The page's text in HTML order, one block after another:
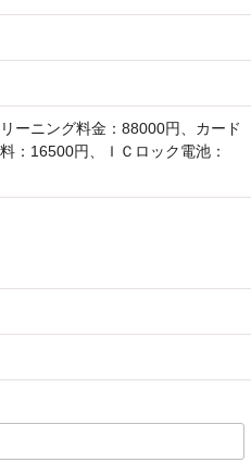
ーニング料金：88000円、カード
：16500円、ＩＣロック電池：